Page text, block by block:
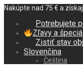
Nakúpte nad 75 € a
Potrebujete
Zľavy a
Zistiť stav
Slovenčina
Čeština